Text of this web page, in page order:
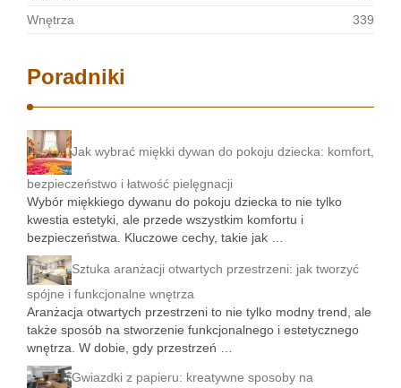
Wnętrza
339
Poradniki
Jak wybrać miękki dywan do pokoju dziecka: komfort,
bezpieczeństwo i łatwość pielęgnacji
Wybór miękkiego dywanu do pokoju dziecka to nie tylko
kwestia estetyki, ale przede wszystkim komfortu i
bezpieczeństwa. Kluczowe cechy, takie jak …
Sztuka aranżacji otwartych przestrzeni: jak tworzyć
spójne i funkcjonalne wnętrza
Aranżacja otwartych przestrzeni to nie tylko modny trend, ale
także sposób na stworzenie funkcjonalnego i estetycznego
wnętrza. W dobie, gdy przestrzeń …
Gwiazdki z papieru: kreatywne sposoby na